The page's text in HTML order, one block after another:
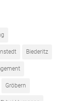
Biederitz
Gröbern